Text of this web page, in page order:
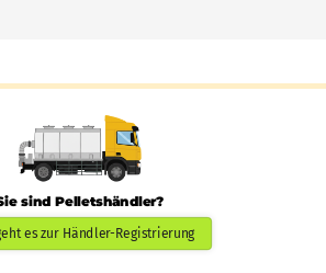
sind Pelletshändler?
es zur Händler-Registrierung